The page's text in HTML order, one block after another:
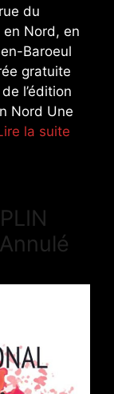
du
Nord, en
Baroeul
gratuite
l’édition
Nord Une
la suite